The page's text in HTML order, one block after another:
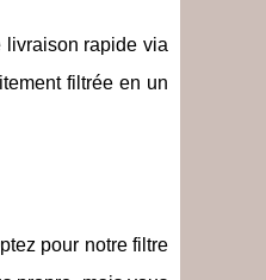
livraison rapide via
filtrée en un
pour notre filtre